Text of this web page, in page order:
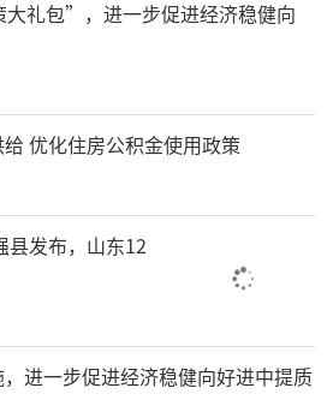
礼包”，进一步促进经济稳健向
优化住房公积金使用政策
县发布，山东12
进一步促进经济稳健向好进中提质